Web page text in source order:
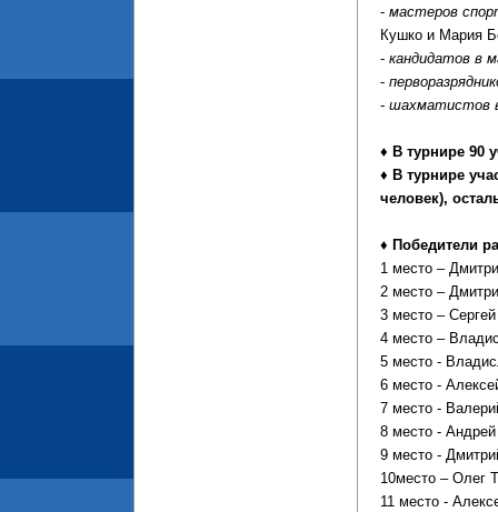
- мастеров
Кушко и Мария
- кандидатов в
-
- шахматистов
♦ В турнире 90
♦ В турнире
человек),
♦ Победители
1 место –
2 место –
3 место –
4 место –
5 место -
6 место -
7 место -
8 место -
9 место -
10место – Олег
11 место -